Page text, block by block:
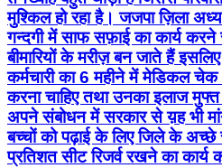
मुश्किल हो रहा है। जजपा ज़िला
गन्दगी में साफ सफ़ाई का कार्य करने
बीमारियों के मरीज़ बन जाते हैं
कर्मचारी का 6 महीने में मेडिकल
करना चाहिए तथा उनका इलाज
अपने संबोधन में सरकार से य़ह भी
बच्चों को पढ़ाई के लिए जिले के
प्रतिशत सीट रिजर्व रखने का कार्य